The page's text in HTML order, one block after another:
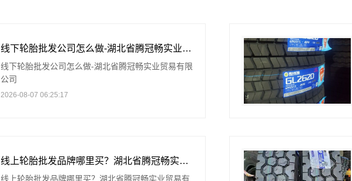
线下轮胎批发公司怎么做-湖北省腾冠畅实业贸易有限公司
线下轮胎批发公司怎么做-湖北省腾冠畅实业贸易有限
公司
2026-08-07 06:25:17
线上轮胎批发品牌哪里买？湖北省腾冠畅实业贸易有限公司
线上轮胎批发品牌哪里买？湖北省腾冠畅实业贸易有